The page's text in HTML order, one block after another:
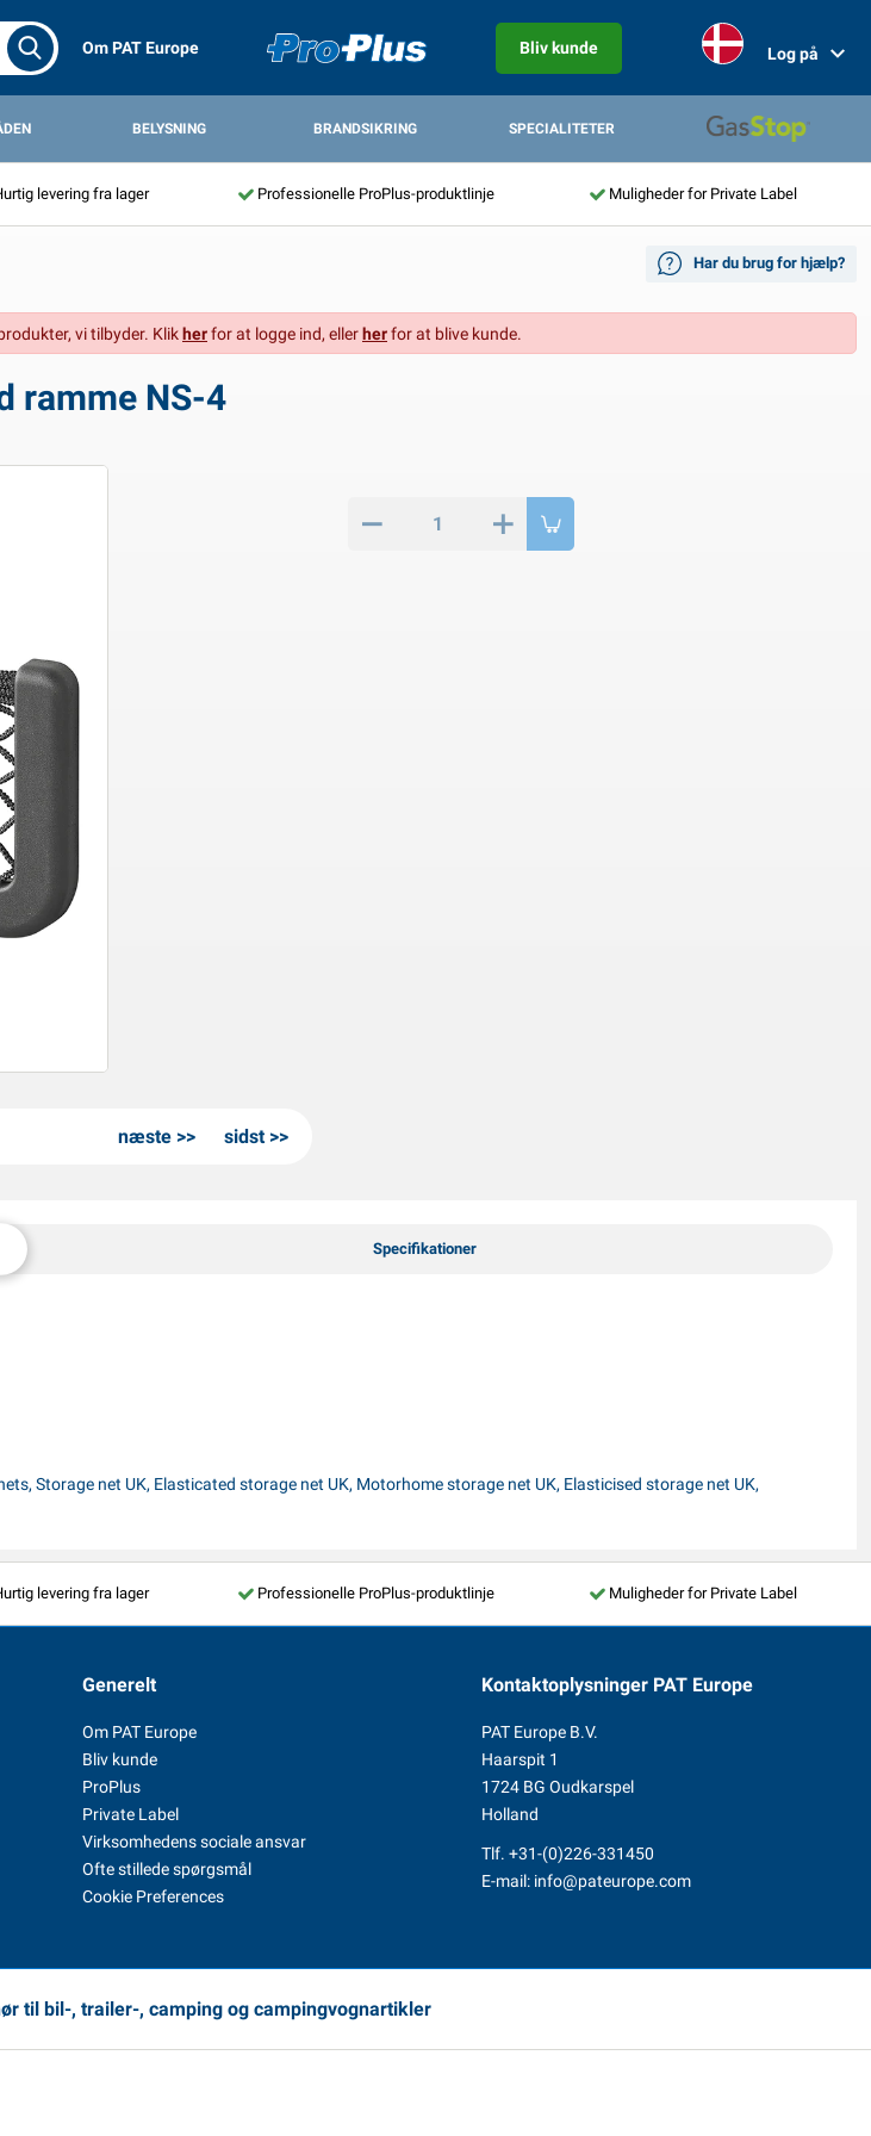
Om PAT Europe Bliv kunde Log på
BELYSNING BRANDSIKRING SPECIALITETER
levering fra lager Professionelle ProPlus-produktlinje Muligheder for Private Label
Har du brug for hjælp?
vi tilbyder. Klikherfor at logge ind, ellerherfor at blive kunde.
ramme NS-4
næste sidst
Specifikationer
Storage net UK, Elasticated storage net UK, Motorhome storage net UK, Elasticised storage net UK,
levering fra lager Professionelle ProPlus-produktlinje Muligheder for Private Label
Generelt
Om PAT Europe
Bliv kunde
ProPlus
Private Label
Virksomhedens sociale ansvar
Ofte stillede spørgsmål
Cookie Preferences
Kontaktoplysninger PAT Europe
PAT Europe B.V.
Haarspit 1
1724 BG Oudkarspel
Holland
Tlf. +31-(0)226-331450
E-mail: info@pateurope.com
til bil-, trailer-, camping og campingvognartikler